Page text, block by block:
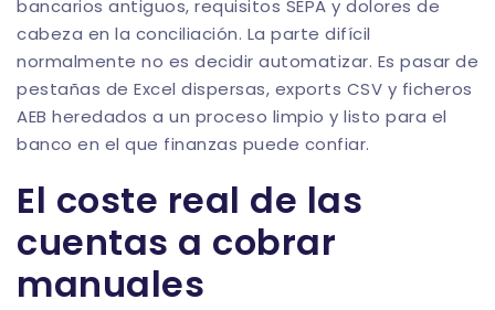
bancarios antiguos, requisitos SEPA y dolores de
cabeza en la conciliación. La parte difícil
normalmente no es decidir automatizar. Es pasar de
pestañas de Excel dispersas, exports CSV y ficheros
AEB heredados a un proceso limpio y listo para el
banco en el que finanzas puede confiar.
El coste real de las
cuentas a cobrar
manuales